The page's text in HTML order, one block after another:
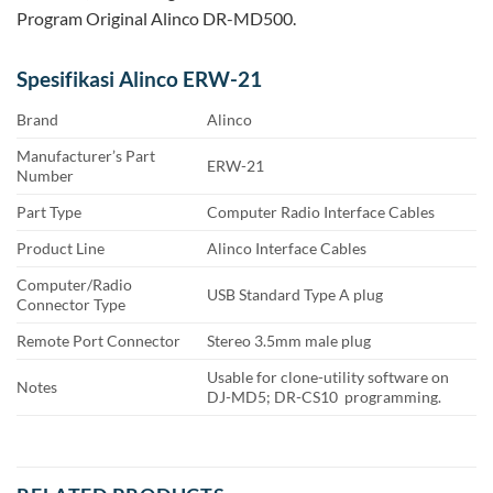
Program Original Alinco DR-MD500.
Spesifikasi Alinco ERW-21
Brand
Alinco
Manufacturer’s Part
Number
ERW-21
Part Type
Computer Radio Interface Cables
Product Line
Alinco Interface Cables
Computer/Radio
Connector Type
USB Standard Type A plug
Remote Port Connector Stereo 3.5mm male plug
Notes
Usable for clone-utility software on
DJ-MD5; DR-CS10 programming.